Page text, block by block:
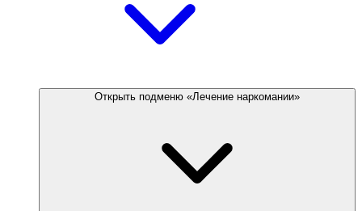
Открыть подменю «Лечение наркомании»